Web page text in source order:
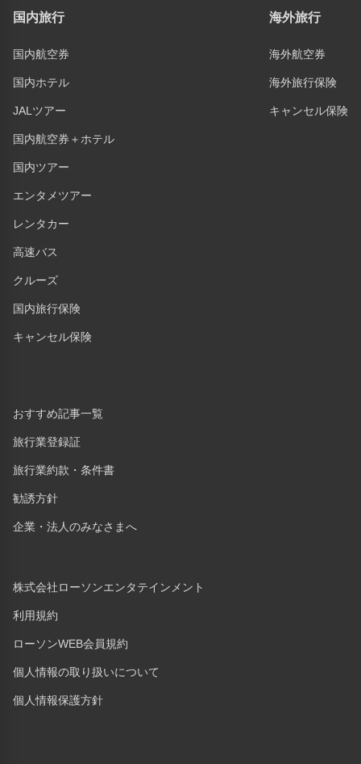
国内旅行
国内航空券
国内ホテル
JALツアー
国内航空券＋ホテル
国内ツアー
エンタメツアー
レンタカー
高速バス
クルーズ
国内旅行保険
キャンセル保険
おすすめ記事一覧
旅行業登録証
旅行業約款・条件書
勧誘方針
企業・法人のみなさまへ
株式会社ローソンエンタテインメント
利用規約
ローソンWEB会員規約
個人情報の取り扱いについて
個人情報保護方針
海外旅行
海外航空券
海外旅行保険
キャンセル保険